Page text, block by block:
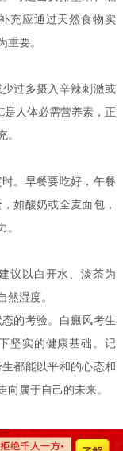
充应通过天然食物实
重要。
过多摄入辛辣刺激或
人体必需营养素，正
。
。早餐要吃好，午餐
如酸奶或全麦面包，
。
以白开水、淡茶为
然湿度。
的考验。白癜风考生
坚实的健康基础。记
都能以平和的心态和
向属于自己的未来。